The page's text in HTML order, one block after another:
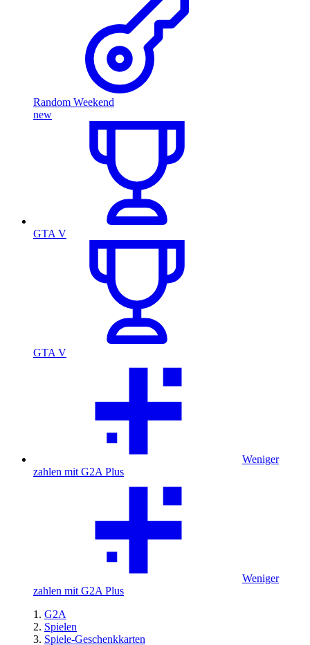
Random Weekend
new
GTA V
GTA V
Weniger
zahlen mit G2A Plus
Weniger
zahlen mit G2A Plus
G2A
Spielen
Spiele-Geschenkkarten